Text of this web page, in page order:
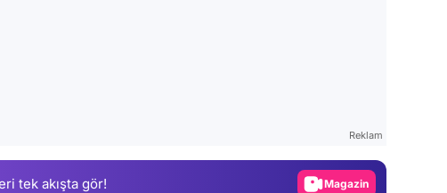
Reklam
tek akışta gör! Magazin